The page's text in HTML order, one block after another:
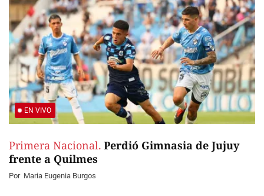
EN VIVO
Primera Nacional. Perdió Gimnasia de Jujuy
frente a Quilmes
Por Maria Eugenia Burgos